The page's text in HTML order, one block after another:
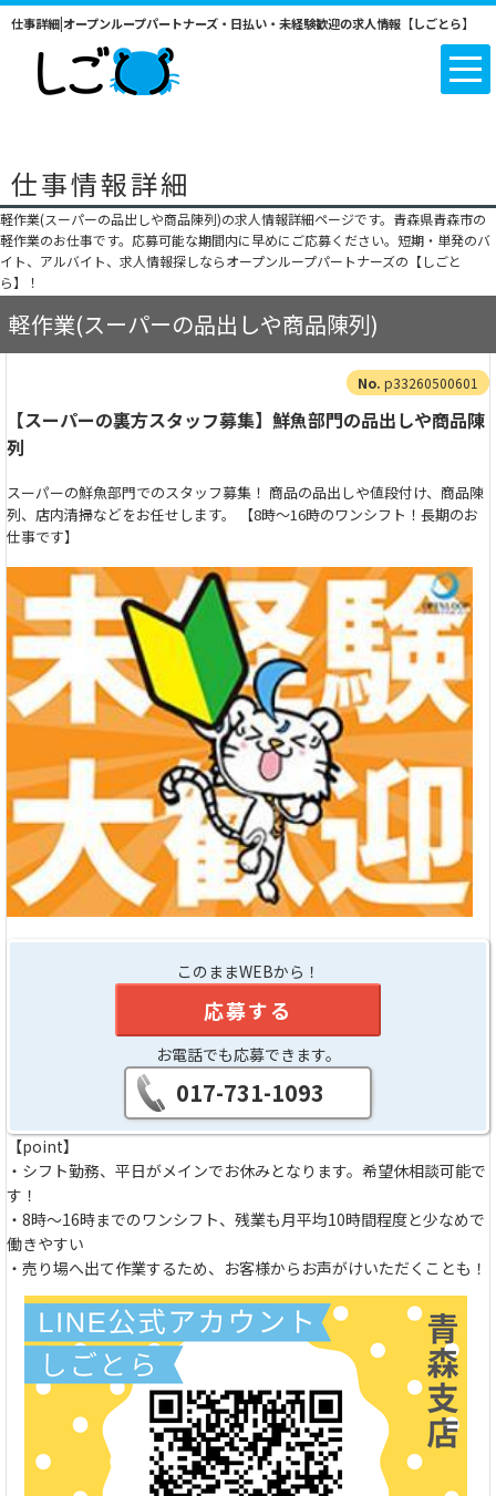
仕事詳細|オープンループパートナーズ・日払い・未経験歓迎の求人情報【しごとら】
仕事情報詳細
軽作業(スーパーの品出しや商品陳列)の求人情報詳細ページです。青森県青森市の
軽作業のお仕事です。応募可能な期間内に早めにご応募ください。短期・単発のバ
イト、アルバイト、求人情報探しならオープンループパートナーズの【しごと
ら】！
軽作業(スーパーの品出しや商品陳列)
p33260500601
【スーパーの裏方スタッフ募集】鮮魚部門の品出しや商品陳
列
スーパーの鮮魚部門でのスタッフ募集！ 商品の品出しや値段付け、商品陳
列、店内清掃などをお任せします。 【8時～16時のワンシフト！長期のお
仕事です】
このままWEBから！
応募する
お電話でも応募できます。
017-731-1093
【point】
・シフト勤務、平日がメインでお休みとなります。希望休相談可能で
す！
・8時～16時までのワンシフト、残業も月平均10時間程度と少なめで
働きやすい
・売り場へ出て作業するため、お客様からお声がけいただくことも！